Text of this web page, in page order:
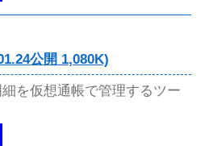
公開 1,080K)
を仮想通帳で管理するツー